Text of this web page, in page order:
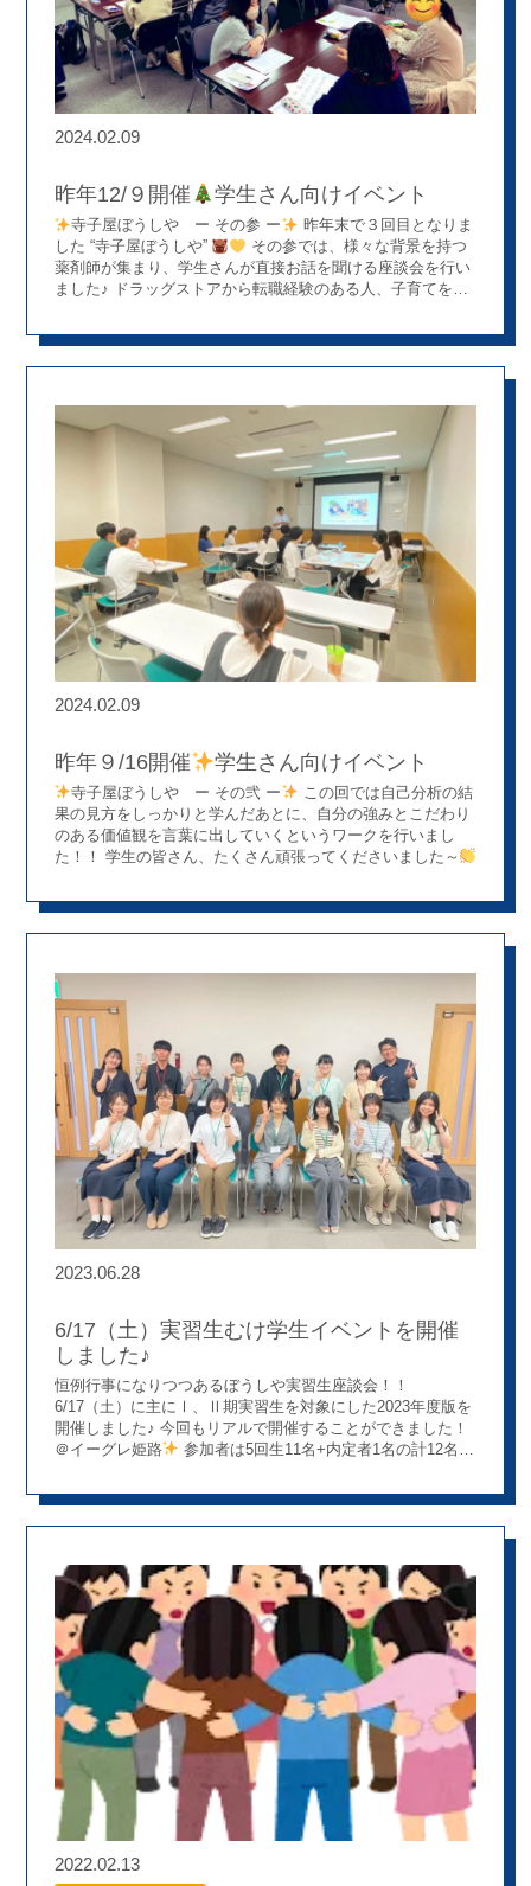
2024.02.09
昨年12/９開催 学生さん向けイベント
寺子屋ぼうしや ー その参 ー
した “寺子屋ぼうしや”
薬剤師が集まり、学生さんが直接お話を聞ける座談会を行い
ました♪ ドラッグストアから転職経験のある人、子育てをし
バラエティ豊かな薬剤師に集まってもらい話を聞いていただ
2024.02.09
昨年９/16開催 学生さん向けイベント
寺子屋ぼうしや ー その弐 ー
果の見方をしっかりと学んだあとに、自分の強みとこだわり
のある価値観を言葉に出していくというワークを行いまし
た！！ 学生の皆さん、たくさん頑張ってくださいました～
2023.06.28
6/17（土）実習生むけ学生イベントを開催
しました♪
恒例行事になりつつあるぼうしや実習生座談会！！
6/17（土）に主にⅠ、Ⅱ期実習生を対象にした2023年度版を
開催しました♪ 今回もリアルで開催することができました！
＠イーグレ姫路
参加者は5回生11名+内定者1名の計12名で
向の話を聞いたり、実際に就活を終えた先輩の話を聞く会に
なさんも各々メモをしたりして真剣に聞いていました φ(..)ﾒﾓ
ﾒﾓ ～就活における企業研究を体験しよう！～ そしてメイン
イベント！ 3グループにわかれて各グループで4社を企業研究
し、それぞれのペルソナを考えます。 まだ就活は何もしてい
ない状況の学生も多く、悩みながらも頑張って取り組んでい
ました
～就活体験記～ 薬剤師3年目の上田君の実際の就活
体験記を話してもらいました！ 学生の前でお話するのが初
めてということで緊張していたようですが持ち前のコミュ力
でスムーズに役割を果たしていました！！ ～懇親会～ 懇親
会と称して内定者の学生さんの話を聞いてもらいました！ 事
前に内定者のみなさんに就活についてのアンケートを実施。
その回答を基に参加いただいた内定者の方にお話を聞きまし
た。 忙しい中アンケートにご協力いただきありがとうござい
ました♪ 最後は自由解散にして気が済むまで雑談してもらい
ました＼(^o^)／ 案外ここが盛り上がって絶賛病院実習中の学
2022.02.13